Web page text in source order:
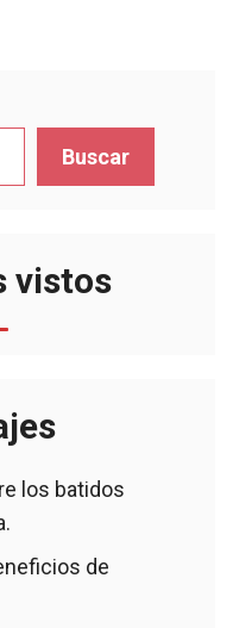
Buscar
vistos
los batidos
de